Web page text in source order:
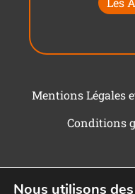
Mentions Légales
Conditions
Nous utilisons